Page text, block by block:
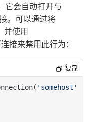
它会自动打开与
。可以通过将
并使用
接来禁用此行为：
复制
'somehost'